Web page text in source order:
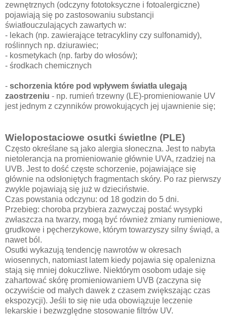
zewnętrznych (odczyny fototoksyczne i fotoalergiczne)
pojawiają się po zastosowaniu substancji
światłouczulających zawartych w:
- lekach (np. zawierające tetracykliny czy sulfonamidy),
roślinnych np. dziurawiec;
- kosmetykach (np. farby do włosów);
- środkach chemicznych
- schorzenia które pod wpływem światła ulegają
zaostrzeniu - np. rumień trzewny (LE)-promieniowanie UV
jest jednym z czynników prowokujących jej ujawnienie się;
Wielopostaciowe osutki świetlne (PLE)
Często określane są jako alergia słoneczna. Jest to nabyta
nietolerancja na promieniowanie głównie UVA, rzadziej na
UVB. Jest to dość częste schorzenie, pojawiające się
głównie na odsłoniętych fragmentach skóry. Po raz pierwszy
zwykle pojawiają się już w dzieciństwie.
Czas powstania odczynu: od 18 godzin do 5 dni.
Przebieg: choroba przybiera zazwyczaj postać wysypki
zwłaszcza na twarzy, mogą być również zmiany rumieniowe,
grudkowe i pęcherzykowe, którym towarzyszy silny świąd, a
nawet ból.
Osutki wykazują tendencję nawrotów w okresach
wiosennych, natomiast latem kiedy pojawia się opalenizna
stają się mniej dokuczliwe. Niektórym osobom udaje się
zahartować skórę promieniowaniem UVB (zaczyna się
oczywiście od małych dawek z czasem zwiększając czas
ekspozycji). Jeśli to się nie uda obowiązuje leczenie
lekarskie i bezwzględne stosowanie filtrów UV.